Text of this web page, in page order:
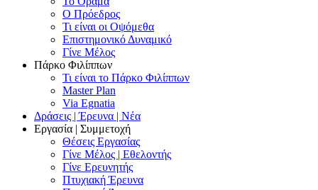
Ο Πρόεδρος
Τι είναι οι Οψόμεθα
Επιστημονικό Δυναμικό
Γίνε Μέλος
Πάρκο Φιλίππων
Τι είναι το Πάρκο Φιλίππων
Master Plan
Via Egnatia
Δράσεις | Έρευνα | Νέα
Εργασία | Συμμετοχή
Θέσεις Εργασίας
Γίνε Μέλος | Εθελοντής
Γίνε Ερευνητής
Πτυχιακή Έρευνα